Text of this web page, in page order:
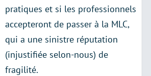
pratiques et si les professionnels
accepteront de passer à la MLC,
qui a une sinistre réputation
(injustifiée selon-nous) de
fragilité.